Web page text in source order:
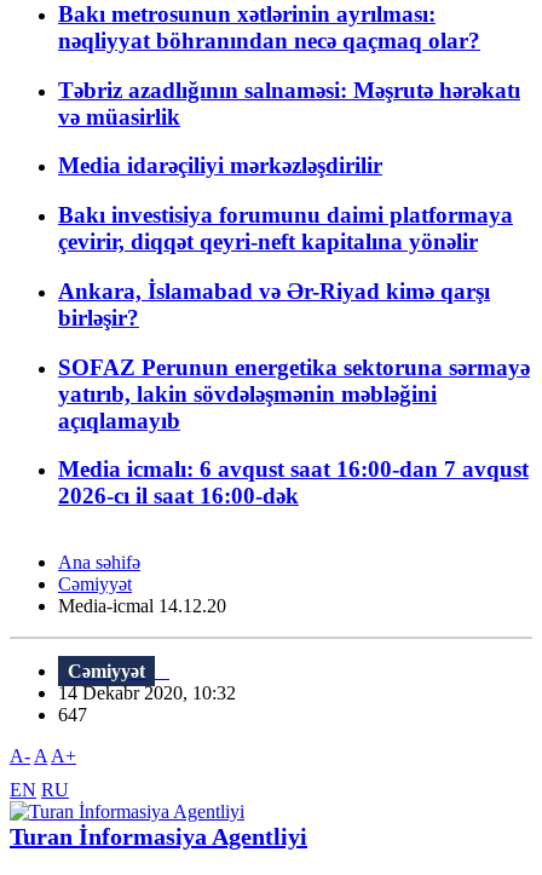
Bakı metrosunun xətlərinin ayrılması:
nəqliyyat böhranından necə qaçmaq olar?
Təbriz azadlığının salnaməsi: Məşrutə hərəkatı
və müasirlik
Media idarəçiliyi mərkəzləşdirilir
Bakı investisiya forumunu daimi platformaya
çevirir, diqqət qeyri-neft kapitalına yönəlir
Ankara, İslamabad və Ər-Riyad kimə qarşı
birləşir?
SOFAZ Perunun energetika sektoruna sərmayə
yatırıb, lakin sövdələşmənin məbləğini
açıqlamayıb
Media icmalı: 6 avqust saat 16:00-dan 7 avqust
2026-cı il saat 16:00-dək
Ana səhifə
Cəmiyyət
Media-icmal 14.12.20
Cəmiyyət
14 Dekabr 2020, 10:32
647
A- A A+
EN RU
Turan İnformasiya Agentliyi